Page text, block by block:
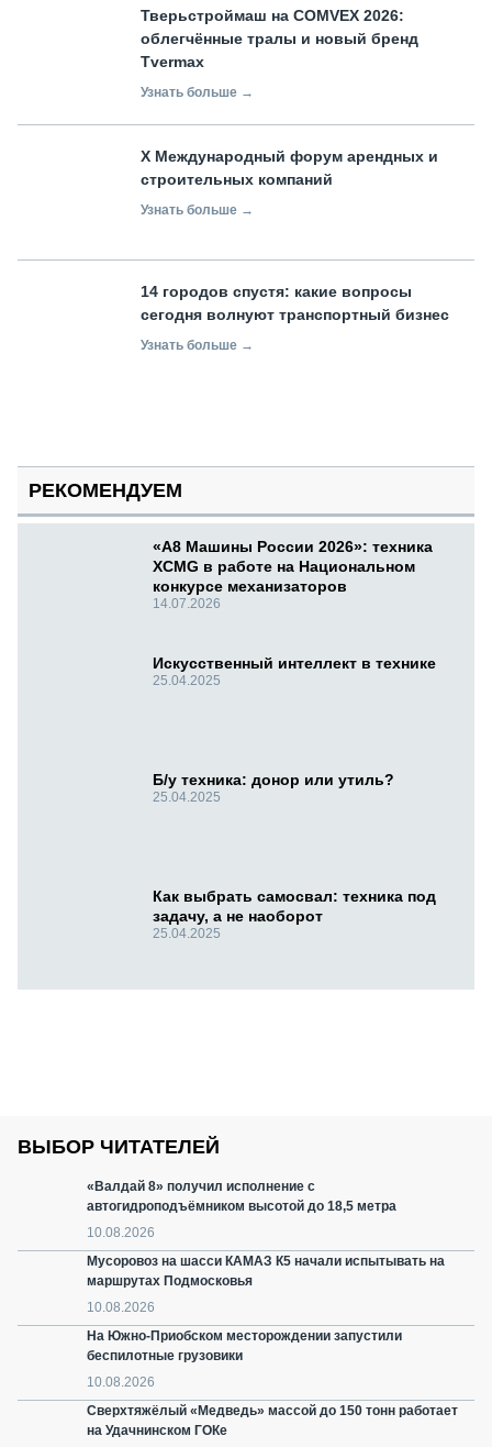
Тверьстроймаш на COMVEX 2026:
облегчённые тралы и новый бренд
Tvermax
Узнать больше →
X Международный форум арендных и
строительных компаний
Узнать больше →
14 городов спустя: какие вопросы
сегодня волнуют транспортный бизнес
Узнать больше →
РЕКОМЕНДУЕМ
«А8 Машины России 2026»: техника
XCMG в работе на Национальном
конкурсе механизаторов
14.07.2026
Искусственный интеллект в технике
25.04.2025
Б/у техника: донор или утиль?
25.04.2025
Как выбрать самосвал: техника под
задачу, а не наоборот
25.04.2025
ВЫБОР ЧИТАТЕЛЕЙ
«Валдай 8» получил исполнение с
автогидроподъёмником высотой до 18,5 метра
10.08.2026
Мусоровоз на шасси КАМАЗ К5 начали испытывать на
маршрутах Подмосковья
10.08.2026
На Южно-Приобском месторождении запустили
беспилотные грузовики
10.08.2026
Сверхтяжёлый «Медведь» массой до 150 тонн работает
на Удачнинском ГОКе